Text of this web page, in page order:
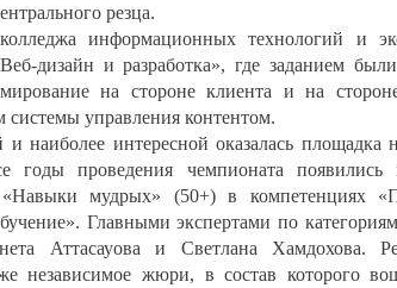
резца.
информационных технологий и
дизайн и разработка», где заданием
на стороне клиента и на
системы управления контентом.
наиболее интересной оказалась площадка
годы проведения чемпионата появились
«Навыки мудрых» (50+) в компетенциях
Главными экспертами по
Аттасауова и Светлана Хамдохова.
независимое жюри, в состав которого